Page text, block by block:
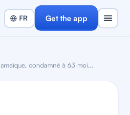
Get the app
condamné à 63 moi...